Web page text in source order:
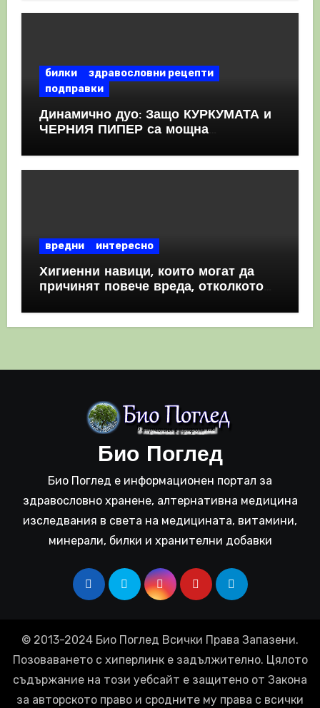
билки
здравословни рецепти
подправки
Динамично дуо: Защо КУРКУМАТА и
ЧЕРНИЯ ПИПЕР са мощна
вредни интересно
Хигиенни навици, които могат да
причинят повече вреда, отколкото
Био Поглед
Био Поглед е информационен портал за
здравословно хранене, алтернативна медицина
изследвания в света на медицината, витамини,
минерали, билки и хранителни добавки
© 2013-2024 Био Поглед Всички Права Запазени.
Позоваването с хиперлинк е задължително. Цялото
съдържание на този уебсайт е защитено от Закона
за авторското право и сродните му права с всички